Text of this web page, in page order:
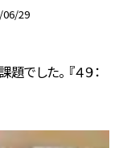
06/29
でした。 『４９：